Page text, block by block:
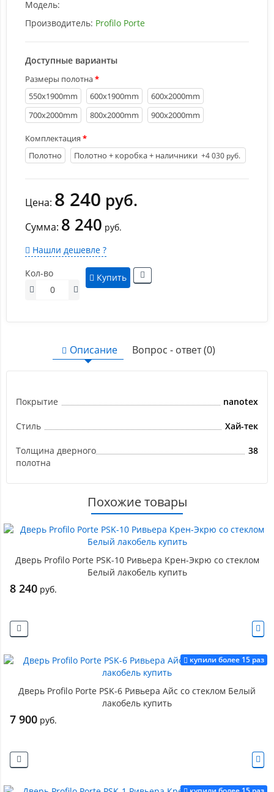
Модель:
Производитель: Profilo Porte
Доступные варианты
Размеры полотна
550х1900mm
600х1900mm
600х2000mm
700х2000mm
800х2000mm 900х2000mm
Комплектация
Полотно
Полотно + коробка + наличники +4 030 руб.
Цена: 8 240 руб.
Сумма: 8 240 руб.
Нашли дешевле ?
Кол-во
Купить
Описание Вопрос - ответ (0)
Покрытие nanotex
Стиль Хай-тек
Толщина дверного
полотна
38
Похожие товары
Дверь Profilo Porte PSK-10 Ривьера Крен-Экрю со стеклом
Белый лакобель купить
8 240 руб.
купили более 15 раз
Дверь Profilo Porte PSK-6 Ривьера Айс со стеклом Белый
лакобель купить
7 900 руб.